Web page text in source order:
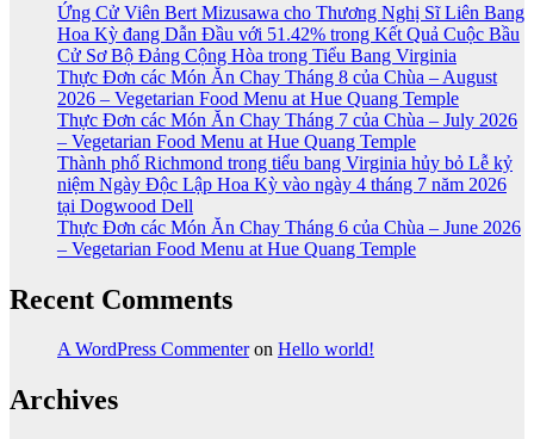
Ứng Cử Viên Bert Mizusawa cho Thương Nghị Sĩ Liên Bang
Hoa Kỳ đang Dẫn Đầu với 51.42% trong Kết Quả Cuộc Bầu
Cử Sơ Bộ Đảng Cộng Hòa trong Tiểu Bang Virginia
Thực Đơn các Món Ăn Chay Tháng 8 của Chùa – August
2026 – Vegetarian Food Menu at Hue Quang Temple
Thực Đơn các Món Ăn Chay Tháng 7 của Chùa – July 2026
– Vegetarian Food Menu at Hue Quang Temple
Thành phố Richmond trong tiểu bang Virginia hủy bỏ Lễ kỷ
niệm Ngày Độc Lập Hoa Kỳ vào ngày 4 tháng 7 năm 2026
tại Dogwood Dell
Thực Đơn các Món Ăn Chay Tháng 6 của Chùa – June 2026
– Vegetarian Food Menu at Hue Quang Temple
Recent Comments
A WordPress Commenteron Hello world!
Archives